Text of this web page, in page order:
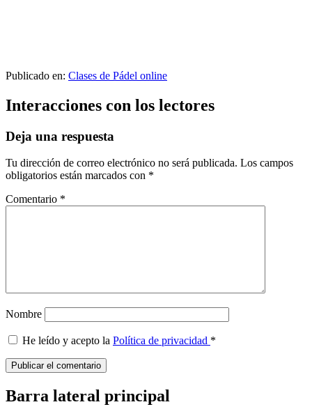
Publicado en: Clases de Pádel online
Interacciones con los lectores
Deja una respuesta
Tu dirección de correo electrónico no será publicada. Los campos
obligatorios están marcados con *
Comentario *
Nombre
He leído y acepto la Política de privacidad *
Barra lateral principal